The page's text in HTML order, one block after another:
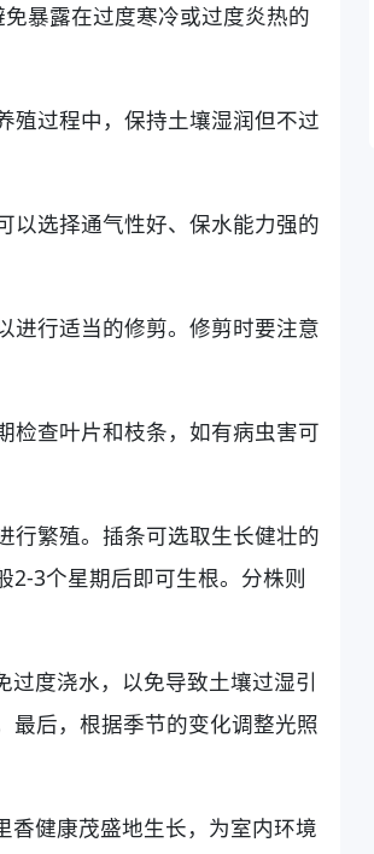
暴露在过度寒冷或过度炎热的
殖过程中，保持土壤湿润但不过
以选择通气性好、保水能力强的
进行适当的修剪。修剪时要注意
检查叶片和枝条，如有病虫害可
行繁殖。插条可选取生长健壮的
2-3个星期后即可生根。分株则
度浇水，以免导致土壤过湿引
最后，根据季节的变化调整光照
香健康茂盛地生长，为室内环境